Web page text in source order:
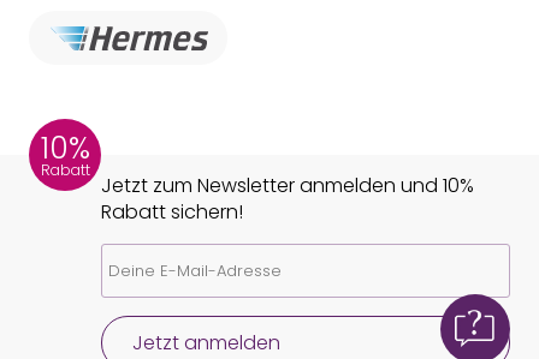
10%
Rabatt
Jetzt zum Newsletter anmelden und 10%
Rabatt sichern!
Jetzt anmelden